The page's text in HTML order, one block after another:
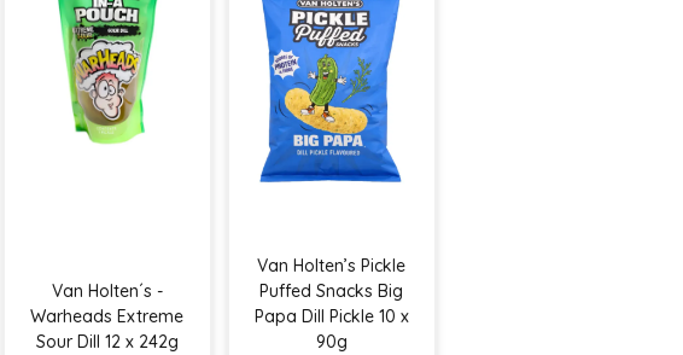
Van Holten´s -
Warheads Extreme
Sour Dill 12 x 242g
Van Holten’s Pickle
Puffed Snacks Big
Papa Dill Pickle 10 x
90g